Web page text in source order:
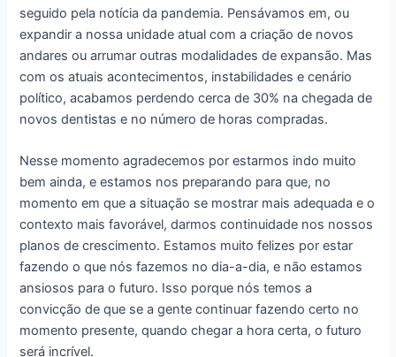
seguido pela notícia da pandemia. Pensávamos em, ou
expandir a nossa unidade atual com a criação de novos
andares ou arrumar outras modalidades de expansão. Mas
com os atuais acontecimentos, instabilidades e cenário
político, acabamos perdendo cerca de 30% na chegada de
novos dentistas e no número de horas compradas.
Nesse momento agradecemos por estarmos indo muito
bem ainda, e estamos nos preparando para que, no
momento em que a situação se mostrar mais adequada e o
contexto mais favorável, darmos continuidade nos nossos
planos de crescimento. Estamos muito felizes por estar
fazendo o que nós fazemos no dia-a-dia, e não estamos
ansiosos para o futuro. Isso porque nós temos a
convicção de que se a gente continuar fazendo certo no
momento presente, quando chegar a hora certa, o futuro
será incrível.